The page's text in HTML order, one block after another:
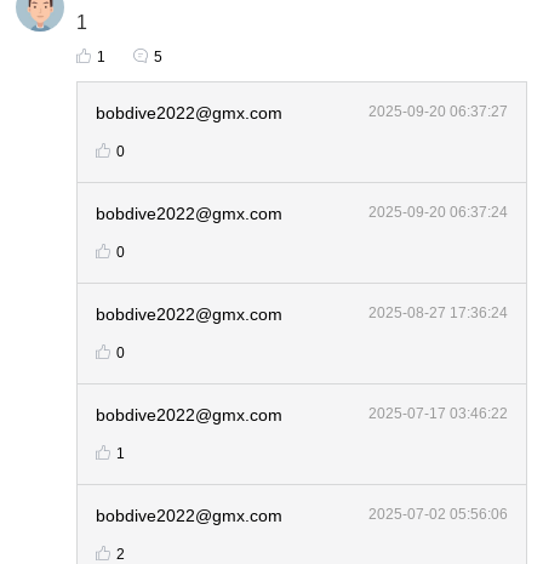
1
1 5
2025-09-20 06:37:27
bobdive2022@gmx.com
0
2025-09-20 06:37:24
bobdive2022@gmx.com
0
2025-08-27 17:36:24
bobdive2022@gmx.com
0
2025-07-17 03:46:22
bobdive2022@gmx.com
1
2025-07-02 05:56:06
bobdive2022@gmx.com
2